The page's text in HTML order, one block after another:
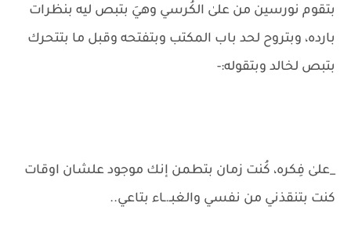
بتقوم نورسين من علىٰ الكُرسي وهيَ بتبص ليه بنظرات
بارده، وبتروح لحد باب المكتب وبتفتحه وقبل ما بتتحرك
بتبص لخالد وبتقوله:-
_علىٰ فِكره، كُنت زمان بتطمن إنك موجود علشان اوقات
كنت بتنقذني من نفسي والغبـ.ـاء بتاعي..